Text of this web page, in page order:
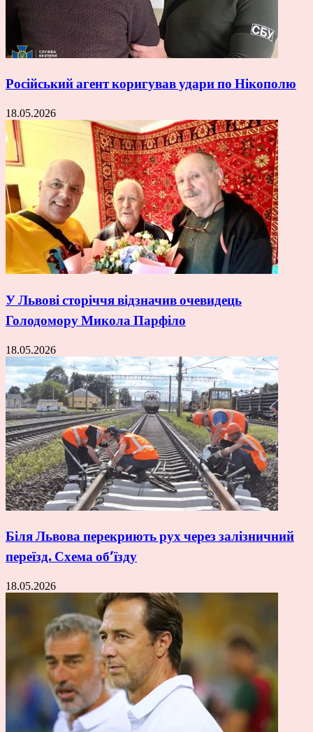
Російський агент коригував удари по Нікополю
18.05.2026
У Львові сторіччя відзначив очевидець
Голодомору Микола Парфіло
18.05.2026
Біля Львова перекриють рух через залізничний
переїзд. Схема об’їзду
18.05.2026